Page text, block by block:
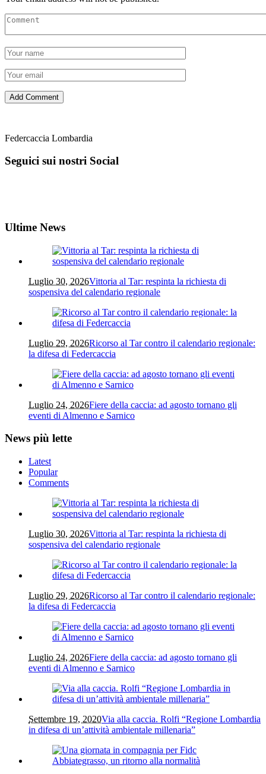
Federcaccia Lombardia
Seguici sui nostri Social
Ultime News
Luglio 30, 2026Vittoria al Tar: respinta la richiesta di
sospensiva del calendario regionale
Luglio 29, 2026Ricorso al Tar contro il calendario regionale:
la difesa di Federcaccia
Luglio 24, 2026Fiere della caccia: ad agosto tornano gli
eventi di Almenno e Sarnico
News più lette
Latest
Popular
Comments
Luglio 30, 2026Vittoria al Tar: respinta la richiesta di
sospensiva del calendario regionale
Luglio 29, 2026Ricorso al Tar contro il calendario regionale:
la difesa di Federcaccia
Luglio 24, 2026Fiere della caccia: ad agosto tornano gli
eventi di Almenno e Sarnico
Settembre 19, 2020Via alla caccia. Rolfi “Regione Lombardia
in difesa di un’attività ambientale millenaria”